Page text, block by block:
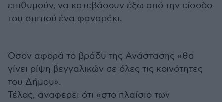
επιθυμούν, να κατεβάσουν έξω από την είσοδο
του σπιτιού ένα φαναράκι.
Όσον αφορά το βράδυ της Ανάστασης «θα
γίνει ρίψη βεγγαλικών σε όλες τις κοινότητες
του Δήμου».
Τέλος, αναφερει ότι «στο πλαίσιο των